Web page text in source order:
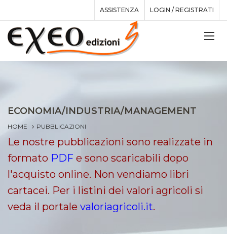
ASSISTENZA LOGIN / REGISTRATI
ECONOMIA/INDUSTRIA/MANAGEMENT
HOME PUBBLICAZIONI
Le nostre pubblicazioni sono realizzate in
formato PDF e sono scaricabili dopo
l'acquisto online. Non vendiamo libri
cartacei. Per i listini dei valori agricoli si
veda il portale valoriagricoli.it.